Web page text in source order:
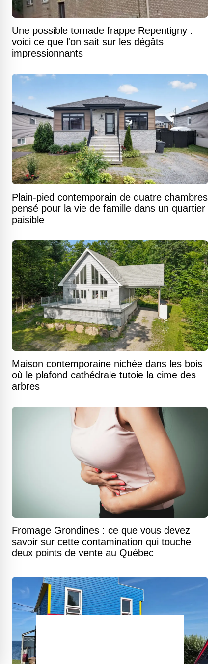
Une possible tornade frappe Repentigny :
voici ce que l'on sait sur les dégâts
impressionnants
Plain-pied contemporain de quatre chambres
pensé pour la vie de famille dans un quartier
paisible
Maison contemporaine nichée dans les bois
où le plafond cathédrale tutoie la cime des
arbres
Fromage Grondines : ce que vous devez
savoir sur cette contamination qui touche
deux points de vente au Québec